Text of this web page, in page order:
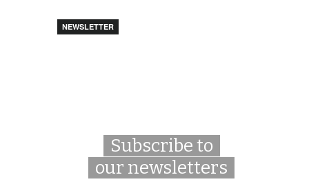
NEWSLETTER
Subscribe to
our newsletters